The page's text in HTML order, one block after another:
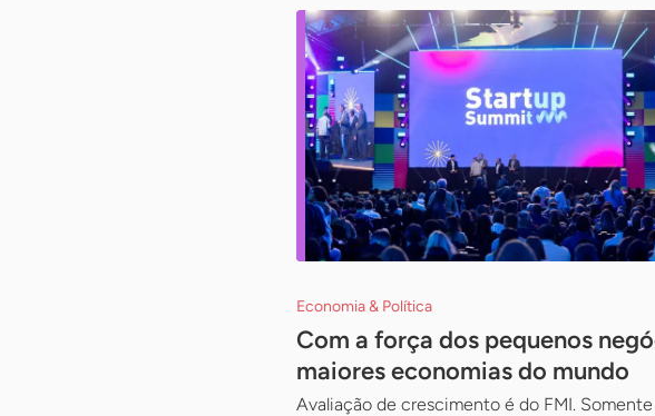
Economia & Política
Com a força dos pequenos
maiores economias do mundo
Avaliação de crescimento é do FMI.